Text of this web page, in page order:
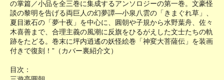
の掌篇／小品を全三巻に集成するアンソロジーの第一巻。文豪怪
談の黎明を告げる両巨人の幻夢譚―小泉八雲の「きまぐれ草」、
夏目漱石の「夢十夜」を中心に、圓朝や子規から水野葉舟、佐々
木喜善まで、合理主義の風潮に反旗をひるがえした文士たちの軌
跡をたどる。巻末に坪内逍遙の妖怪絵巻「神変大菩薩伝」を装画
付きで復刻！”（カバー裏紹介文）
目次：